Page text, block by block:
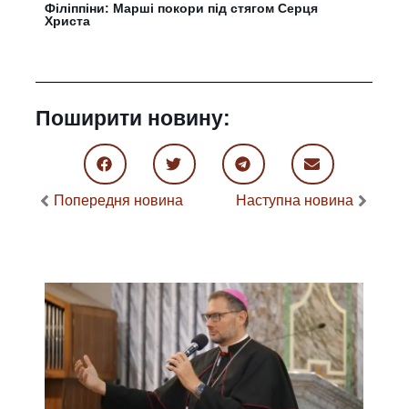
Філіппіни: Марші покори під стягом Серця
Христа
Поширити новину:
Попередня новина Наступна новина